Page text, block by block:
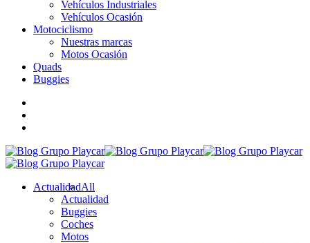
Vehículos Industriales
Vehículos Ocasión
Motociclismo
Nuestras marcas
Motos Ocasión
Quads
Buggies
ActualidadAll
Actualidad
Buggies
Coches
Motos